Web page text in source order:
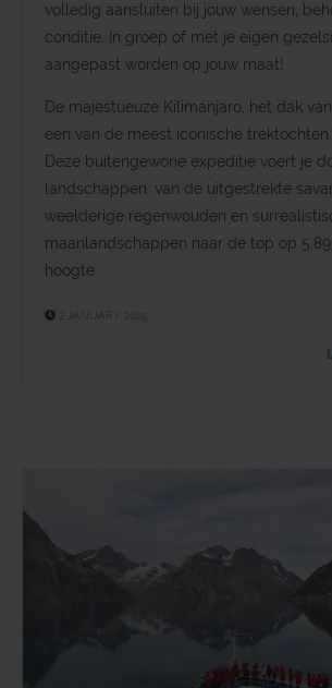
volledig aansluiten bij jouw wensen,
conditie. In groep of met je eigen
aangepast worden op jouw maat!
De majestueuze Kilimanjaro, het dak
een van de meest iconische trektochten
Deze buitengewone expeditie voert je
landschappen: van de uitgestrekte
weelderige regenwouden en
maanlandschappen naar de top op
hoogte.